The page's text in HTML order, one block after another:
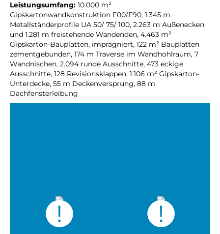
Leistungsumfang: 10.000 m²
Gipskartonwandkonstruktion F00/F90, 1.345 m
Metallständerprofile UA 50/ 75/ 100, 2.263 m Außenecken
und 1.281 m freistehende Wandenden, 4.463 m²
Gipskarton-Bauplatten, imprägniert, 122 m² Bauplatten
zementgebunden, 174 m Traverse im Wandhohlraum, 7
Wandnischen, 2.094 runde Ausschnitte, 473 eckige
Ausschnitte, 128 Revisionsklappen, 1.106 m² Gipskarton-
Unterdecke, 55 m Deckenversprung, 88 m
Dachfensterleibung